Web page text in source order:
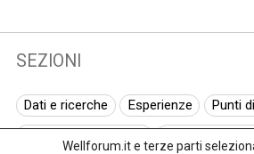
SEZIONI
Dati e ricerche Esperienze
Punti
Wellforum.it e terze parti